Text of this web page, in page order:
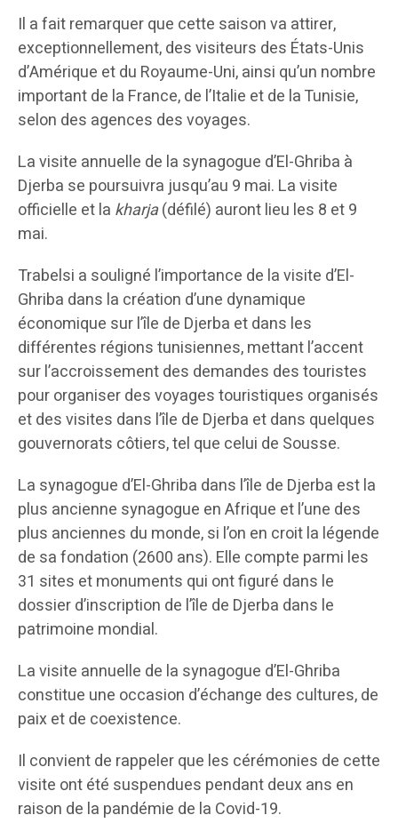
Il a fait remarquer que cette saison va attirer,
exceptionnellement, des visiteurs des États-Unis
d’Amérique et du Royaume-Uni, ainsi qu’un nombre
important de la France, de l’Italie et de la Tunisie,
selon des agences des voyages.
La visite annuelle de la synagogue d’El-Ghriba à
Djerba se poursuivra jusqu’au 9 mai. La visite
officielle et la kharja(défilé) auront lieu les 8 et 9
mai.
Trabelsi a souligné l’importance de la visite d’El-
Ghriba dans la création d’une dynamique
économique sur l’île de Djerba et dans les
différentes régions tunisiennes, mettant l’accent
sur l’accroissement des demandes des touristes
pour organiser des voyages touristiques organisés
et des visites dans l’île de Djerba et dans quelques
gouvernorats côtiers, tel que celui de Sousse.
La synagogue d’El-Ghriba dans l’île de Djerba est la
plus ancienne synagogue en Afrique et l’une des
plus anciennes du monde, si l’on en croit la légende
de sa fondation (2600 ans). Elle compte parmi les
31 sites et monuments qui ont figuré dans le
dossier d’inscription de l’île de Djerba dans le
patrimoine mondial.
La visite annuelle de la synagogue d’El-Ghriba
constitue une occasion d’échange des cultures, de
paix et de coexistence.
Il convient de rappeler que les cérémonies de cette
visite ont été suspendues pendant deux ans en
raison de la pandémie de la Covid-19.